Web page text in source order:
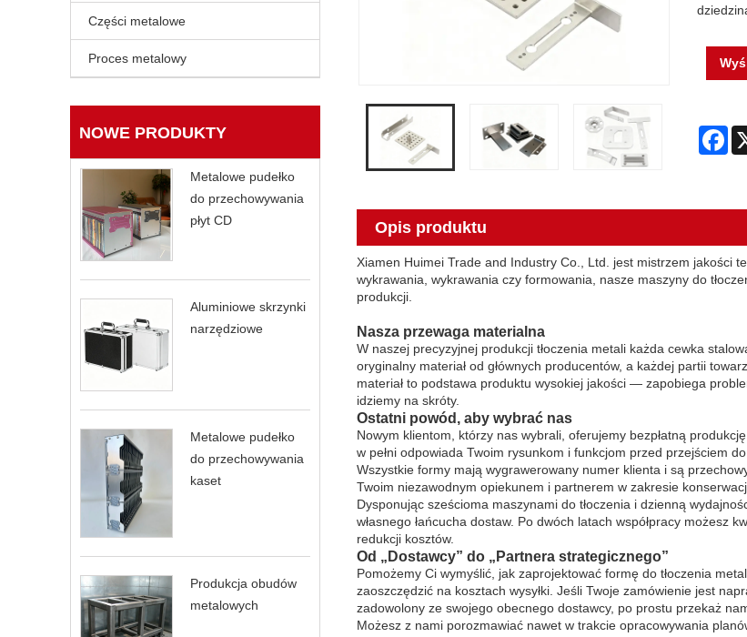
Części metalowe
Proces metalowy
NOWE PRODUKTY
Metalowe pudełko
do przechowywania
płyt CD
Aluminiowe skrzynki
narzędziowe
Metalowe pudełko
do przechowywania
kaset
Produkcja obudów
metalowych
Opis produktu
Xiamen Huimei Trade and Industry Co., Ltd. jest mistrzem jakości
wykrawania, wykrawania czy formowania, nasze maszyny do
produkcji.
Nasza przewaga materialna
W naszej precyzyjnej produkcji tłoczenia metali każda cewka
oryginalny materiał od głównych producentów, a każdej partii
materiał to podstawa produktu wysokiej jakości — zapobiega
idziemy na skróty.
Ostatni powód, aby wybrać nas
Nowym klientom, którzy nas wybrali, oferujemy bezpłatną
w pełni odpowiada Twoim rysunkom i funkcjom przed przejściem
Wszystkie formy mają wygrawerowany numer klienta i są
Twoim niezawodnym opiekunem i partnerem w zakresie
Dysponując sześcioma maszynami do tłoczenia i dzienną
własnego łańcucha dostaw. Po dwóch latach współpracy
redukcji kosztów.
Od „Dostawcy” do „Partnera strategicznego”
Pomożemy Ci wymyślić, jak zaprojektować formę do tłoczenia
zaoszczędzić na kosztach wysyłki. Jeśli Twoje zamówienie jest
zadowolony ze swojego obecnego dostawcy, po prostu przekaż
Możesz z nami porozmawiać nawet w trakcie opracowywania